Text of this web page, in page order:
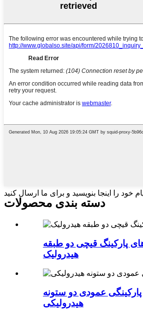
خود را اینجا بنویسید و برای ما ارسال کنید
دسته بندی محصولات
پارکینگ قیچی دو طبقه
هیدرولیک
پارکینگی عمودی دو ستونه
هیدرولیکی